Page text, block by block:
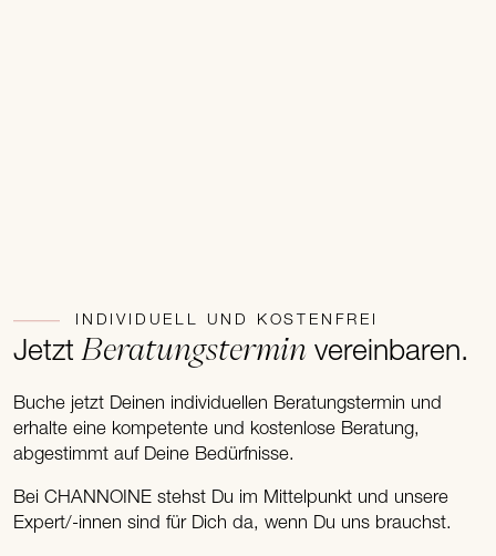
INDIVIDUELL UND KOSTENFREI
JetztBeratungstermin vereinbaren.
Buche jetzt Deinen individuellen Beratungstermin und
erhalte eine kompetente und kostenlose Beratung,
abgestimmt auf Deine Bedürfnisse.
Bei CHANNOINE stehst Du im Mittelpunkt und unsere
Expert/-innen sind für Dich da, wenn Du uns brauchst.